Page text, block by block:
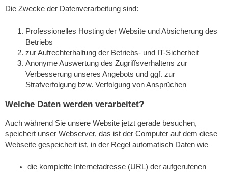
Die Zwecke der Datenverarbeitung sind:
Professionelles Hosting der Website und Absicherung des
Betriebs
zur Aufrechterhaltung der Betriebs- und IT-Sicherheit
Anonyme Auswertung des Zugriffsverhaltens zur
Verbesserung unseres Angebots und ggf. zur
Strafverfolgung bzw. Verfolgung von Ansprüchen
Welche Daten werden verarbeitet?
Auch während Sie unsere Website jetzt gerade besuchen,
speichert unser Webserver, das ist der Computer auf dem diese
Webseite gespeichert ist, in der Regel automatisch Daten wie
die komplette Internetadresse (URL) der aufgerufenen